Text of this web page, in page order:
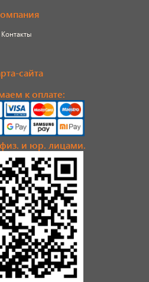
Контакты
сайта
к оплате:
и юр. лицами.